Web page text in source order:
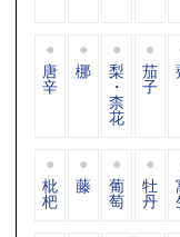
唐
辛
梛 梨
・
柰
花
茄
子
枇
杷
藤 葡
萄
牡
丹